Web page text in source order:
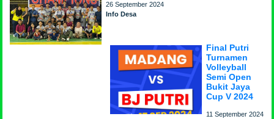
26 September 2024
Info Desa
Final Putri
Turnamen
Volleyball
Semi Open
Bukit Jaya
Cup V 2024
11 September 2024